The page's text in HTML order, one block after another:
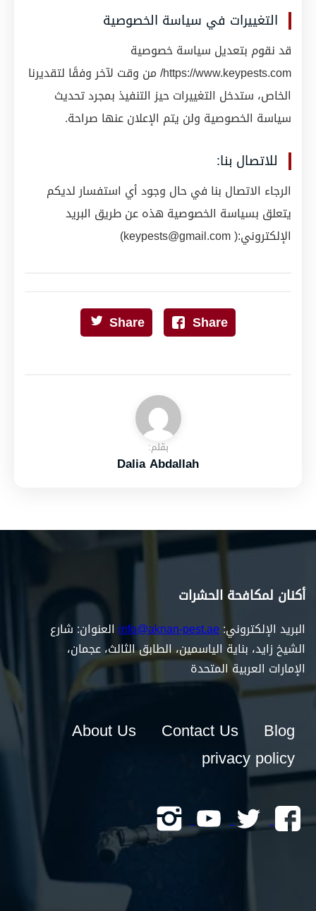
التغييرات في سياسة الخصوصية
قد نقوم بتعديل سياسة خصوصية
https://www.keypests.com/ من وقت لآخر وفقًا لتقديرنا
الخاص، ستدخل التغييرات حيز التنفيذ بمجرد تحديث
سياسة الخصوصية ولن يتم الإعلان عنها صراحة.
للاتصال بنا:
الرجاء الاتصال بنا في حال وجود أي استفسار لديكم
يتعلق بسياسة الخصوصية هذه عن طريق البريد
الإلكتروني:(keypests@gmail.com)
Share
Share
بقلم:
Dalia Abdallah
أكنان لمكافحة الحشرات
البريد الإلكتروني:info@aknan-pest.ae العنوان: شارع
الشيخ زايد، بناية الياسمين، الطابق الثالث، عجمان،
الإمارات العربية المتحدة
Blog
Contact Us
About Us
privacy policy
Follow
Follow
Follow
us
us
instagrem